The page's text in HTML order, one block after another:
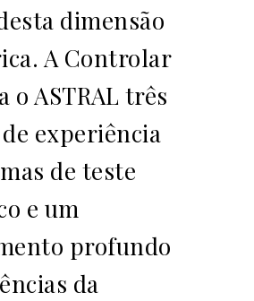
dimensão
A Controlar
o ASTRAL três
experiência
de teste
e um
profundo
da